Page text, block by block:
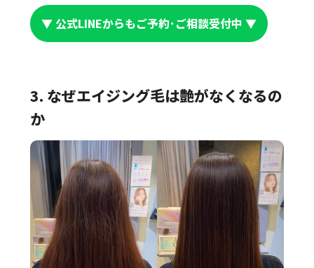
▼ 公式LINEからもご予約･ご相談受付中 ▼
3. なぜエイジング毛は艶がなくなるの
か